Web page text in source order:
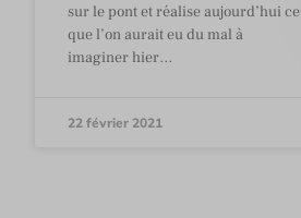
sur le pont et réalise aujourd’hui ce
que l’on aurait eu du mal à
imaginer hier…
22 février 2021